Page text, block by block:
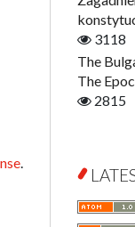
Jerzy
Jerzy
History
Winter
What
3118
The
The
2815